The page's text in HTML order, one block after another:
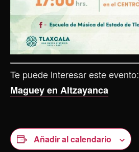
Te puede interesar este evento:
Maguey en Altzayanca
Añadir al calendario